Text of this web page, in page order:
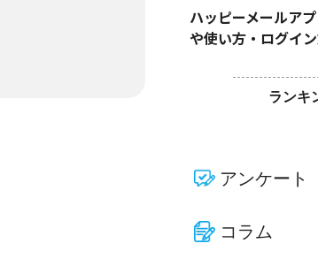
ハッピーメールア
や使い方・ログイ
ランキ
アンケート
コラム